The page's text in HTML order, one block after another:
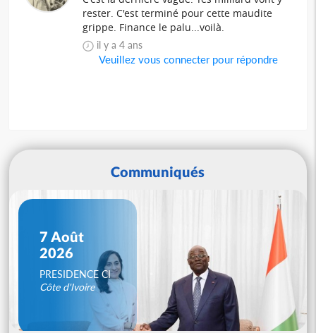
rester. C'est terminé pour cette maudite
grippe. Finance le palu...voilà.
il y a 4 ans
Veuillez vous connecter pour répondre
Communiqués
7 Août
2026
PRESIDENCE CI
Côte d'Ivoire